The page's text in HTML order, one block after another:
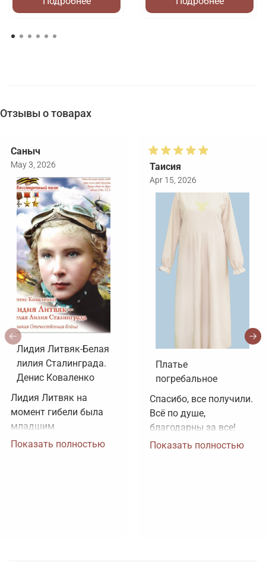
Отзывы о товарах
Саныч
May 3, 2026
Лидия Литвяк-Белая
лилия Сталинграда.
Денис Коваленко
Лидия Литвяк на
момент гибели была
младшим
лейтенантом.
Показать полностью
Таисия
Apr 15, 2026
Платье
погребальное
Спасибо, все получили.
Всё по душе,
благодарны за все!
Показать полностью